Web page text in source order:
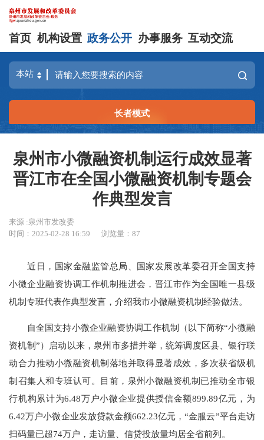
首页 机构设置 政务公开 办事服务 互动交流
长者模式
泉州市小微融资机制运行成效显著
晋江市在全国小微融资机制专题会
作典型发言
来源 :泉州市发改委
时间：2025-02-28 16:59
浏览量：87
近日，国家金融监管总局、国家发展改革委召开全国支持
小微企业融资协调工作机制推进会，晋江市作为全国唯一县级
机制专班代表作典型发言，介绍我市小微融资机制经验做法。
自全国支持小微企业融资协调工作机制（以下简称“小微融
资机制”）启动以来，泉州市多措并举，统筹调度区县、银行联
动合力推动小微融资机制落地并取得显著成效，多次获省级机
制召集人和专班认可。目前，泉州小微融资机制已推动全市银
行机构累计为6.48万户小微企业提供授信金额899.89亿元，为
6.42万户小微企业发放贷款金额662.23亿元，“金服云”平台走访
扫码量已超74万户，走访量、信贷投放量均居全省前列。